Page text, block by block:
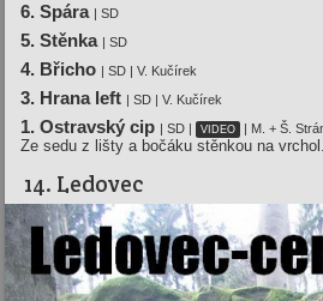
6. Spára | SD
5. Stěnka | SD
4. Břicho | SD | V. Kučírek
3. Hrana left | SD | V. Kučírek
1. Ostravský cip | SD | VIDEO | M. + Š.
Ze sedu z lišty a bočáku stěnkou na vrchol.
14. Ledovec